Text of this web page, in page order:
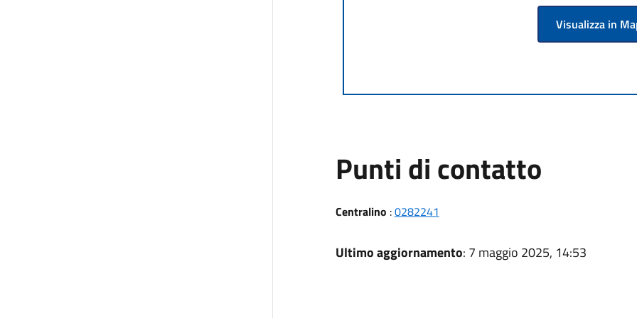
Visualizza in
Punti di contatto
Centralino :0282241
Ultimo aggiornamento: 7 maggio 2025, 14:53